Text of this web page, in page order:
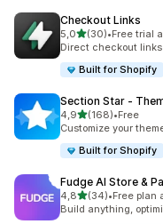
Checkout Links
5,0/ 5 tähteä
(30)
30 arvostelua
•Free trial
Direct checkout
Built for Shopify
Section Star ‑
4,9/ 5 tähteä
(168)
168 arvostelua
•Free
Customize your
Built for Shopify
Fudge AI Store &
4,8/ 5 tähteä
(34)
34 arvostelua
•Free plan
Build anything,